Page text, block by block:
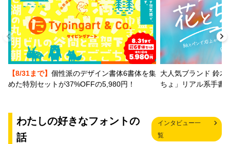
【8/31まで】 個性派のデザイン書体6書体を集
めた特別セットが37%OFFの5,980円！
大人気ブランド 鈴木
ちょ」リアル系手書
わたしの好きなフォントの
話
インタビュー一
覧